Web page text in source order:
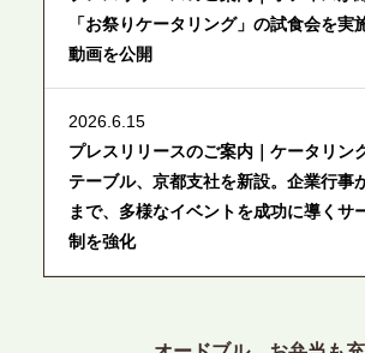
「お祭りケータリング」の試食会を実
動画を公開
2026.6.15
プレスリリースのご案内｜ケータリン
テーブル、京都支社を新設。企業行事
まで、多様なイベントを成功に導くサ
制を強化
プレスリリースのご案内｜ケータリン